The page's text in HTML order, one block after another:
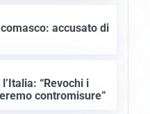
accusato di
“Revochi i
contromisure”